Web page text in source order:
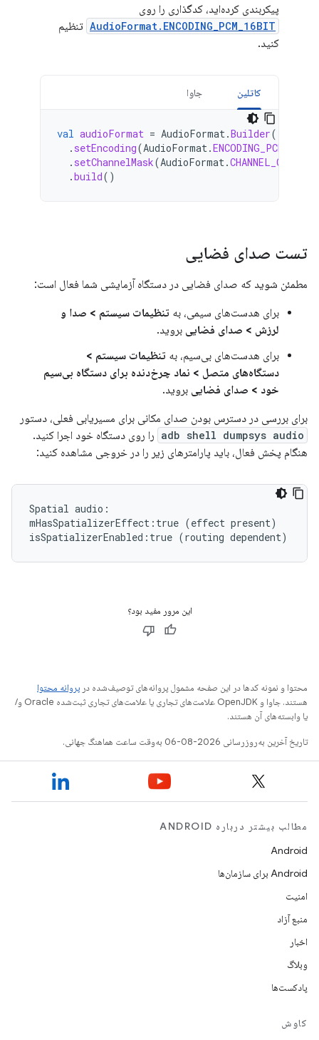
پیکربندی کرده‌اید، کدگذاری را روی
AudioFormat.ENCODING_PCM_16BIT تنظیم
کنید.
کاتلین جاوا
val audioFormat = AudioFormat.Builder()
. setEncoding(AudioFormat.ENCODING_PCM_16BIT
. setChannelMask(AudioFormat.
.build()
تست صدای فضایی
مطمئن شوید که صدای فضایی در دستگاه آزمایشی شما فعال است:
برای هدست‌های سیمی، به تنظیمات سیستم > صدا و
لرزش > صدای فضایی بروید.
برای هدست‌های بی‌سیم، به تنظیمات سیستم >
دستگاه‌های متصل > نماد چرخ‌دنده برای دستگاه بی‌سیم
خود > صدای فضایی بروید.
برای بررسی در دسترس بودن صدای مکانی برای مسیریابی فعلی، دستور
adb shell dumpsys audio را روی دستگاه خود اجرا کنید.
هنگام پخش فعال، باید پارامترهای زیر را در خروجی مشاهده کنید:
Spatial audio:
mHasSpatializerEffect:true (effect present)
isSpatializerEnabled:true (routing dependent)
این مرور مفید بود؟
محتوا و نمونه کدها در این صفحه مشمول پروانه‌های توصیف‌شده در پروانه محتوا
هستند. جاوا و OpenJDK علامت‌های تجاری یا علامت‌های تجاری ثبت‌شده Oracle و/
یا وابسته‌های آن هستند.
تاریخ آخرین به‌روزرسانی 2026-08-06 به‌وقت ساعت هماهنگ جهانی.
مطالب بیشتر درباره ANDROID
Android
Android برای سازمان‌ها
امنیت
منبع آزاد
اخبار
وبلاگ
پادکست‌ها
کاوش